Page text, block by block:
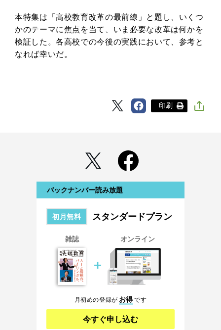
本特集は「高校教育改革の最前線」と題し、いくつ
かのテーマに焦点を当て、いま必要な改革は何かを
検証した。各高校での今後の実践において、参考と
なれば幸いだ。
印刷
バックナンバー読み放題
初月無料 スタンダードプラン
雑誌
＋
オンライン
月初めの登録が お得です
今すぐ申し込む